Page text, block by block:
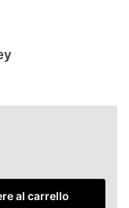
al carrello